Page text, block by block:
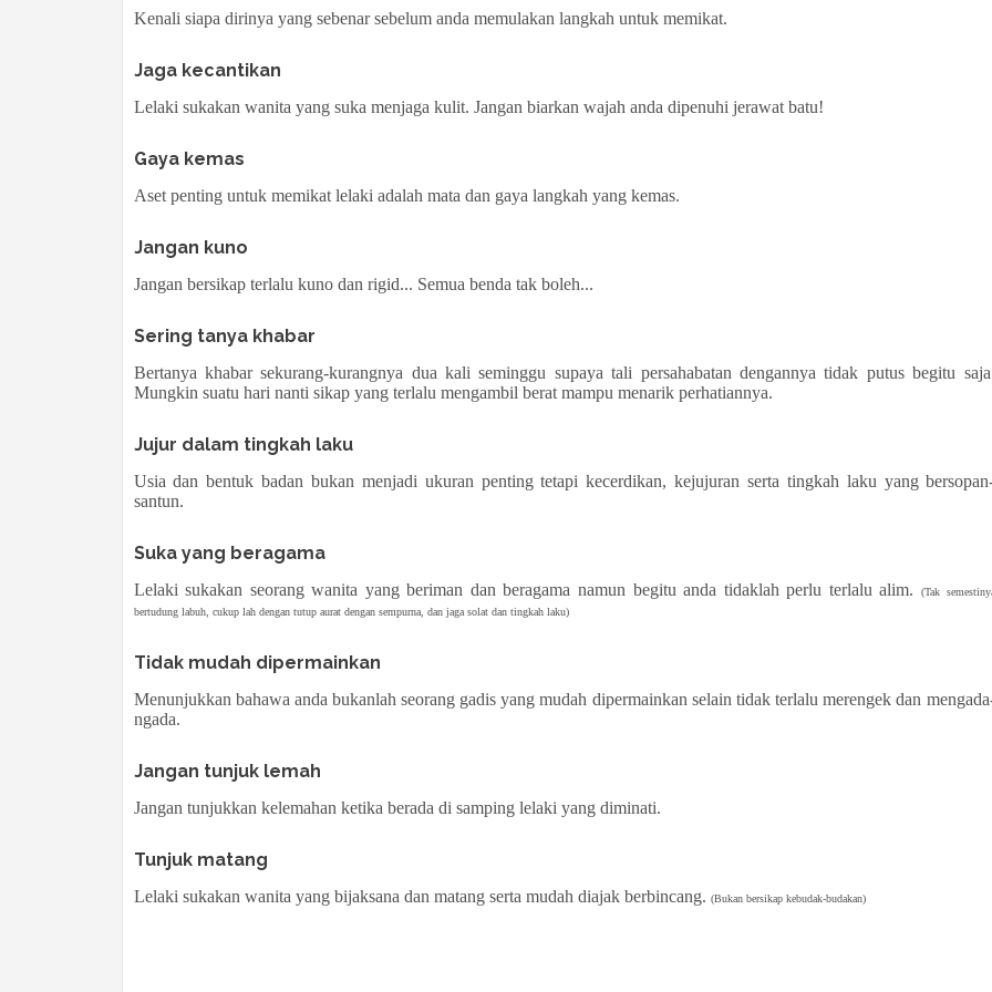
Kenali siapa dirinya yang sebenar sebelum anda memulakan langkah untuk memikat.
Jaga kecantikan
Lelaki sukakan wanita yang suka menjaga kulit. Jangan biarkan wajah anda dipenuhi jerawat batu!
Gaya kemas
Aset penting untuk memikat lelaki adalah mata dan gaya langkah yang kemas.
Jangan kuno
Jangan bersikap terlalu kuno dan rigid... Semua benda tak boleh...
Sering tanya khabar
Bertanya khabar sekurang-kurangnya dua kali seminggu supaya tali persahabatan dengannya tidak putus begitu
Mungkin suatu hari nanti sikap yang terlalu mengambil berat mampu menarik perhatiannya.
Jujur dalam tingkah laku
Usia dan bentuk badan bukan menjadi ukuran penting tetapi kecerdikan, kejujuran serta tingkah laku yang
santun.
Suka yang beragama
Lelaki sukakan seorang wanita yang beriman dan beragama namun begitu anda tidaklah perlu terlalu alim.
(Tak
bertudung labuh, cukup lah dengan tutup aurat dengan sempurna, dan jaga solat dan tingkah laku)
Tidak mudah dipermainkan
Menunjukkan bahawa anda bukanlah seorang gadis yang mudah dipermainkan selain tidak terlalu merengek dan
ngada.
Jangan tunjuk lemah
Jangan tunjukkan kelemahan ketika berada di samping lelaki yang diminati.
Tunjuk matang
Lelaki sukakan wanita yang bijaksana dan matang serta mudah diajak berbincang. (Bukan bersikap kebudak-budakan)